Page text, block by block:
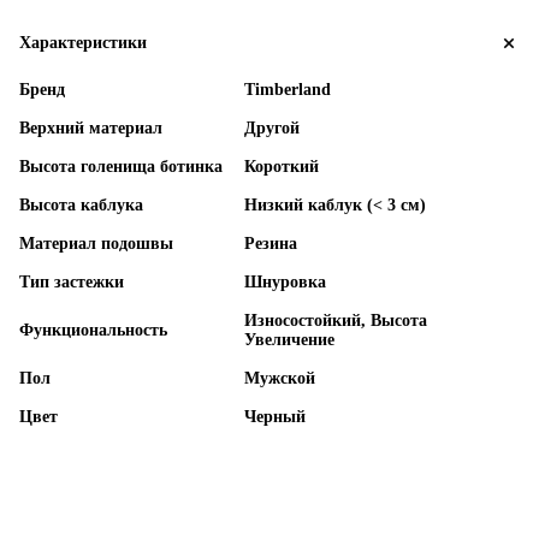
Характеристики
Бренд Timberland
Верхний материал Другой
Высота голенища ботинка Короткий
Высота каблука Низкий каблук (< 3 см)
Материал подошвы Резина
Тип застежки Шнуровка
Функциональность
Износостойкий, Высота
Увеличение
Пол Мужской
Цвет Черный